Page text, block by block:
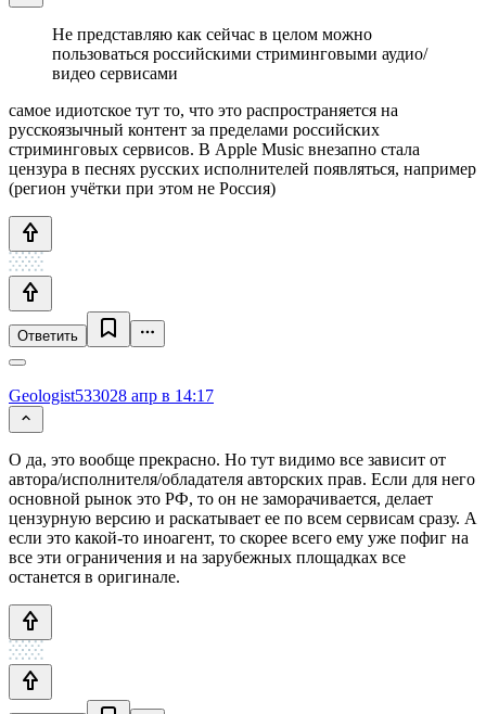
Не представляю как сейчас в целом можно
пользоваться российскими стриминговыми аудио/
видео сервисами
самое идиотское тут то, что это распространяется на
русскоязычный контент за пределами российских
стриминговых сервисов. В Apple Music внезапно стала
цензура в песнях русских исполнителей появляться, например
(регион учётки при этом не Россия)
Ответить
Geologist533028 апр в 14:17
О да, это вообще прекрасно. Но тут видимо все зависит от
автора/исполнителя/обладателя авторских прав. Если для него
основной рынок это РФ, то он не заморачивается, делает
цензурную версию и раскатывает ее по всем сервисам сразу. А
если это какой-то иноагент, то скорее всего ему уже пофиг на
все эти ограничения и на зарубежных площадках все
останется в оригинале.